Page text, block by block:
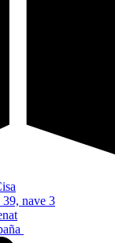
nave 3